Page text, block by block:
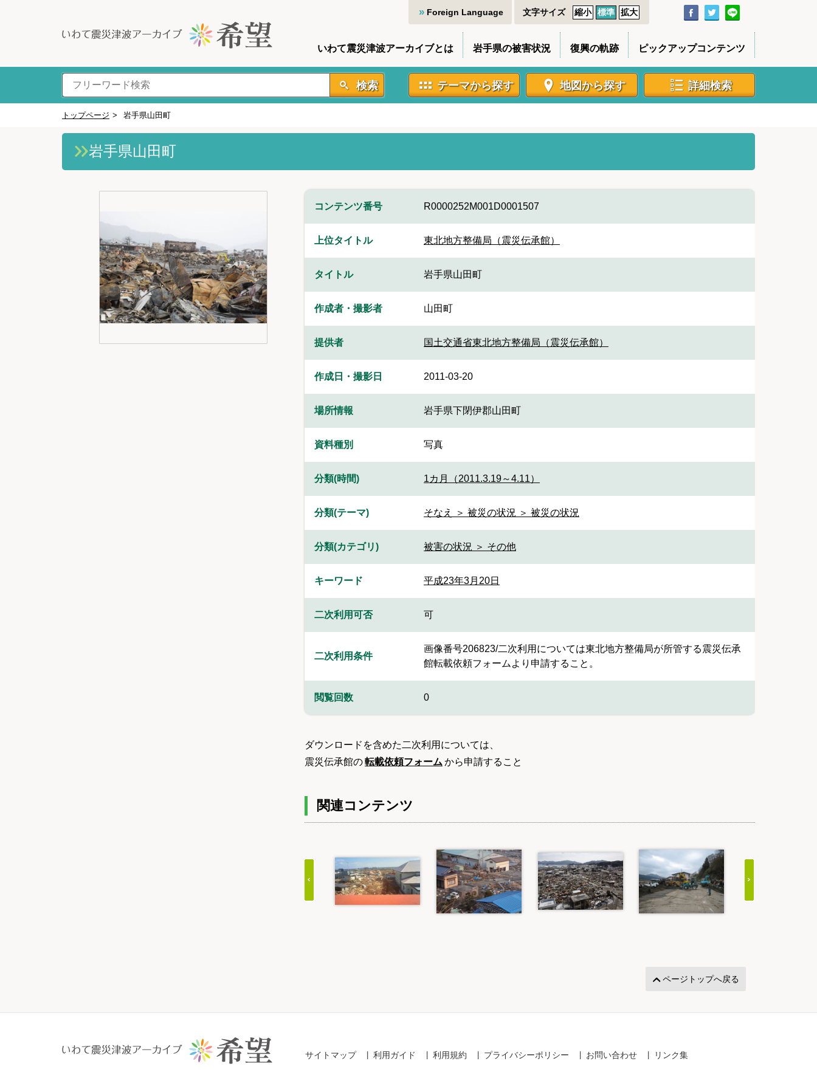
Foreign Language 文字サイズ 縮小 標準 拡大
いわて震災津波アーカイブとは 岩手県の被害状況 復興の軌跡 ピックアップコンテンツ
検索 テーマから探す 地図から探す 詳細検索
トップページ > 岩手県山田町
岩手県山田町
コンテンツ番号 R0000252M001D0001507
上位タイトル 東北地方整備局（震災伝承館）
タイトル 岩手県山田町
作成者・撮影者 山田町
提供者 国土交通省東北地方整備局（震災伝承館）
作成日・撮影日 2011-03-20
場所情報 岩手県下閉伊郡山田町
資料種別 写真
分類(時間) 1カ月（2011.3.19～4.11）
分類(テーマ) そなえ ＞ 被災の状況 ＞ 被災の状況
分類(カテゴリ) 被害の状況 ＞ その他
キーワード 平成23年3月20日
二次利用可否 可
二次利用条件
画像番号206823/二次利用については東北地方整備局が所管する震災伝承
館転載依頼フォームより申請すること。
閲覧回数 0
ダウンロードを含めた二次利用については、
震災伝承館の転載依頼フォーム から申請すること
関連コンテンツ
ページトップへ戻る
サイトマップ 利用ガイド 利用規約 プライバシーポリシー お問い合わせ リンク集